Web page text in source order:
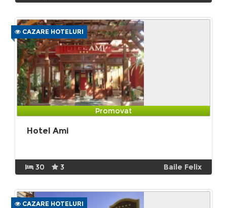
CAZARE HOTELURI
Promovat
Hotel Ami
30 3 Baile Felix
CAZARE HOTELURI